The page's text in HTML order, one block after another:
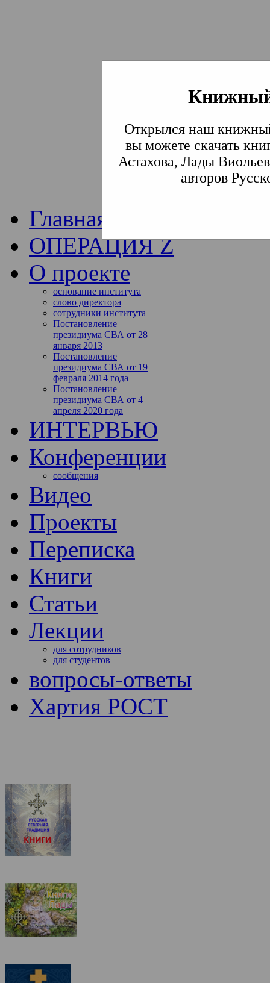
Открылся наш
вы можете скачать
Астахова, Лады
авторов
Институт
Традиции СВА
Главная
ОПЕРАЦИЯ Z
О проекте
основание института
слово директора
сотрудники института
Постановление
президиума СВА от 28
января 2013
Постановление
президиума СВА от 19
февраля 2014 года
Постановление
президиума СВА от 4
апреля 2020 года
ИНТЕРВЬЮ
Конференции
сообщения
Видео
Проекты
Переписка
Книги
Статьи
Лекции
для сотрудников
для студентов
вопросы-ответы
Хартия РОСТ